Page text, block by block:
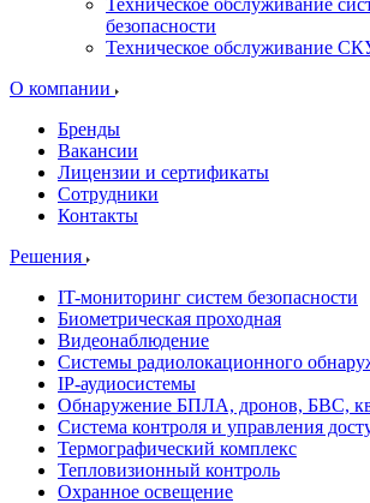
Техническое обслуживание
безопасности
Техническое обслуживание
О компании
Бренды
Вакансии
Лицензии и сертификаты
Сотрудники
Контакты
Решения
IT-мониторинг систем безопасности
Биометрическая проходная
Видеонаблюдение
Системы радиолокационного
IP-аудиосистемы
Обнаружение БПЛА, дронов, БВС,
Система контроля и управления
Термографический комплекс
Тепловизионный контроль
Охранное освещение